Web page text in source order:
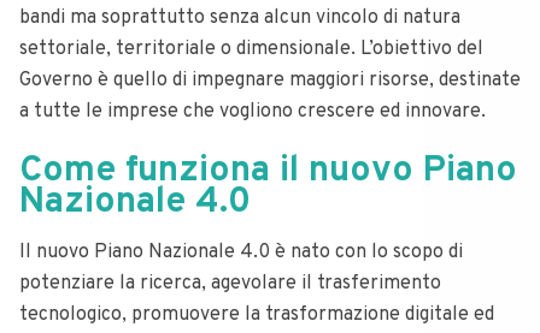
bandi ma soprattutto senza alcun vincolo di natura
settoriale, territoriale o dimensionale. L’obiettivo del
Governo è quello di impegnare maggiori risorse, destinate
a tutte le imprese che vogliono crescere ed innovare.
Come funziona il nuovo Piano
Nazionale 4.0
Il nuovo Piano Nazionale 4.0 è nato con lo scopo di
potenziare la ricerca, agevolare il trasferimento
tecnologico, promuovere la trasformazione digitale ed